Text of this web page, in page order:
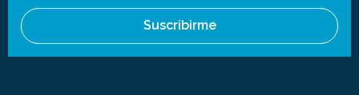
de
email
Suscribirme